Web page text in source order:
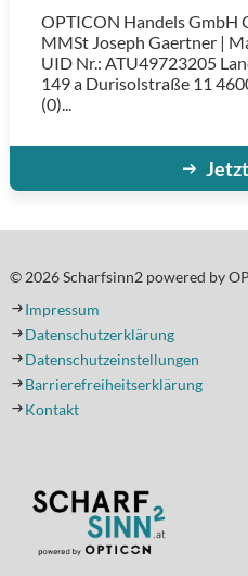
OPTICON Handels GmbH
MMSt Joseph Gaertner |
UID Nr.: ATU49723205
149 a Durisolstraße 11
(0)...
© 2026 Scharfsinn2 powered by
Impressum
Datenschutzerklärung
Datenschutzeinstellungen
Barrierefreiheitserklärung
Kontakt